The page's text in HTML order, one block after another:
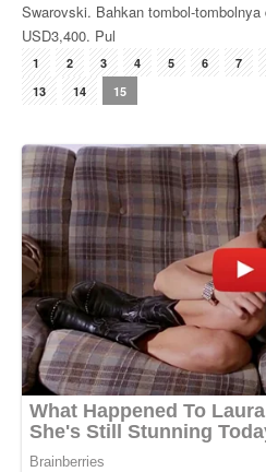
Swarovski. Bahkan tombol-tombolnya
USD3,400. Pul
1 2 3 4 5 6 7
13
14 15